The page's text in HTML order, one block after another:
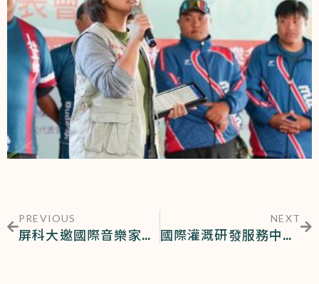
PREVIOUS
屏科大邀國際音樂家攜手演奏為百年校慶添光彩
NEXT
國際灌溉研發服務中心2024「IMV科技創新獎」非企業組生態永續類奪冠